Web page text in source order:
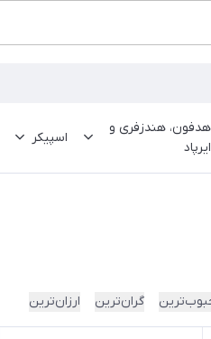
هدفون، هندزفری و
ایرپاد
اسپیکر
گران‌ترین ارزان‌ترین